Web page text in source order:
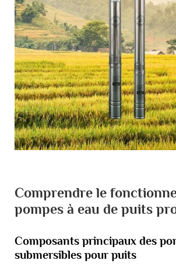
Comprendre le
pompes à eau de puits
Composants principaux des
submersibles pour puits